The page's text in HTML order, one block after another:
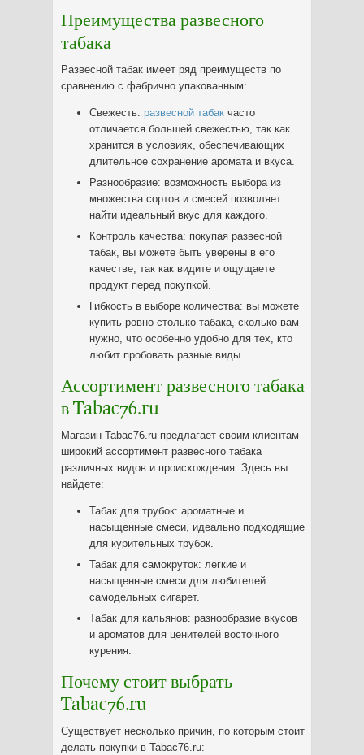
Преимущества развесного
табака
Развесной табак имеет ряд преимуществ по
сравнению с фабрично упакованным:
Свежесть: развесной табак часто
отличается большей свежестью, так как
хранится в условиях, обеспечивающих
длительное сохранение аромата и вкуса.
Разнообразие: возможность выбора из
множества сортов и смесей позволяет
найти идеальный вкус для каждого.
Контроль качества: покупая развесной
табак, вы можете быть уверены в его
качестве, так как видите и ощущаете
продукт перед покупкой.
Гибкость в выборе количества: вы можете
купить ровно столько табака, сколько вам
нужно, что особенно удобно для тех, кто
любит пробовать разные виды.
Ассортимент развесного табака
в Tabac76.ru
Магазин Tabac76.ru предлагает своим клиентам
широкий ассортимент развесного табака
различных видов и происхождения. Здесь вы
найдете:
Табак для трубок: ароматные и
насыщенные смеси, идеально подходящие
для курительных трубок.
Табак для самокруток: легкие и
насыщенные смеси для любителей
самодельных сигарет.
Табак для кальянов: разнообразие вкусов
и ароматов для ценителей восточного
курения.
Почему стоит выбрать
Tabac76.ru
Существует несколько причин, по которым стоит
делать покупки в Tabac76.ru: